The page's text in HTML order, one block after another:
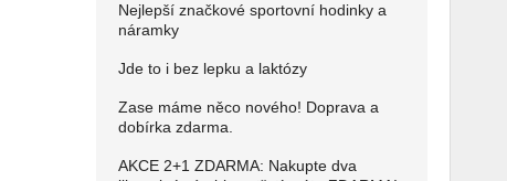
Nejlepší značkové sportovní hodinky a
náramky
Jde to i bez lepku a laktózy
Zase máme něco nového! Doprava a
dobírka zdarma.
AKCE 2+1 ZDARMA: Nakupte dva